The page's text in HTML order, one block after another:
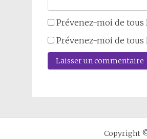
Prévenez-moi de
Prévenez-moi de tous
Copyright